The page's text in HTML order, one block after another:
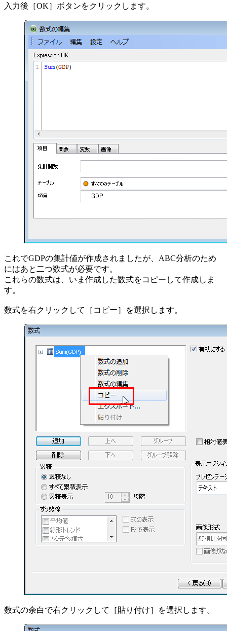
入力後［OK］ボタンをクリックします。
これでGDPの集計値が作成されましたが、ABC分析のため
にはあと二つ数式が必要です。
これらの数式は、いま作成した数式をコピーして作成しま
す。
数式を右クリックして［コピー］を選択します。
数式の余白で右クリックして［貼り付け］を選択します。